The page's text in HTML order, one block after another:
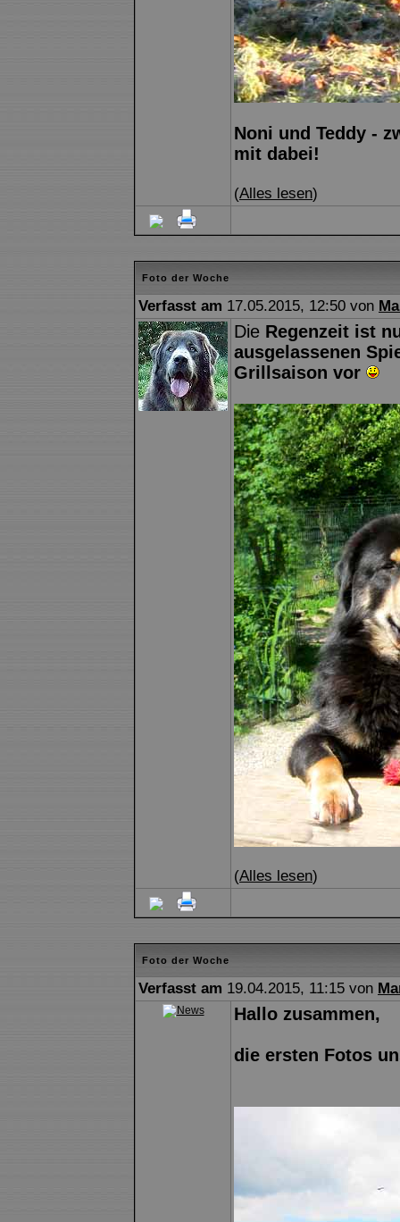
Noni und Teddy -
mit dabei!
(Alles lesen)
Foto der Woche
Verfasst am 17.05.2015, 12:50 von
Die Regenzeit ist
ausgelassenen
Grillsaison vor
(Alles lesen)
Foto der Woche
Verfasst am 19.04.2015, 11:15 von
Hallo zusammen,
die ersten Fotos